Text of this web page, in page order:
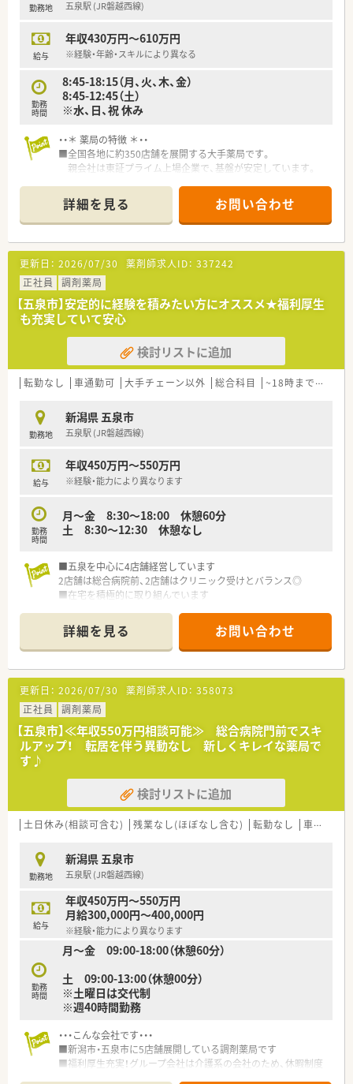
やすいです。
っかり確保することが出来ます。
■店舗の目の前にはスーパーマーケットがあるので仕事終わり
勤務地 五泉駅 (JR磐越西線)
給与
年収430万円～610万円
※経験・年齢・スキルにより異なる
勤務
時間
8:45-18:15（月、火、木、金）
8:45-12:45（土）
※水、日、祝 休み
・・＊ 薬局の特徴 ＊・・
■全国各地に約350店舗を展開する大手薬局です。
親会社は東証プライム上場企業で、基盤が安定しています。
業務の効率化を図り、電子薬歴など最新機材の導入を進めていま
す。
■在宅医療の取り組みがあり、地域医療に貢献しています。
■スタッフ同士の交流を深めるため、忘年会や親睦会といった社
内交流イベントがあります。
詳細を見る お問い合わせ
更新日： 2026/07/30 薬剤師求人ID： 337242
正社員
調剤薬局
【五泉市】安定的に経験を積みたい方にオススメ★福利厚生
も充実していて安心
検討リストに追加
転勤なし 車通勤可 大手チェーン以外 総合科目 ~18時までの職場
勤務地
新潟県 五泉市
五泉駅 (JR磐越西線)
給与
年収450万円～550万円
※経験・能力により異なります
勤務
時間
月～金 8:30～18:00 休憩60分
土 8:30～12:30 休憩なし
■五泉を中心に4店舗経営しています
2店舗は総合病院前、2店舗はクリニック受けとバランス◎
■在宅を積極的に取り組んでいます
■上場企業の医薬品卸グループ会社ということもあり、福利厚生
も充実しています！
詳細を見る お問い合わせ
更新日： 2026/07/30 薬剤師求人ID： 358073
正社員
調剤薬局
【五泉市】≪年収550万円相談可能≫ 総合病院門前でスキ
ルアップ！ 転居を伴う異動なし 新しくキレイな薬局で
す♪
検討リストに追加
土日休み(相談可含む) 残業なし(ほぼなし含む) 転勤なし 車通勤可
勤務地
新潟県 五泉市
五泉駅 (JR磐越西線)
給与
年収450万円～550万円
月給300,000円～400,000円
※経験・能力により異なります
勤務
時間
月～金 09:00-18:00（休憩60分）
土 09:00-13:00（休憩00分）
※土曜日は交代制
※週40時間勤務
・・・こんな会社です・・・
■新潟市・五泉市に5店舗展開している調剤薬局です
■福利厚生充実！グループ会社は介護系の会社のため、休暇制度